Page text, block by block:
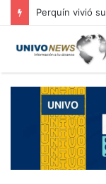
Perquín vivió